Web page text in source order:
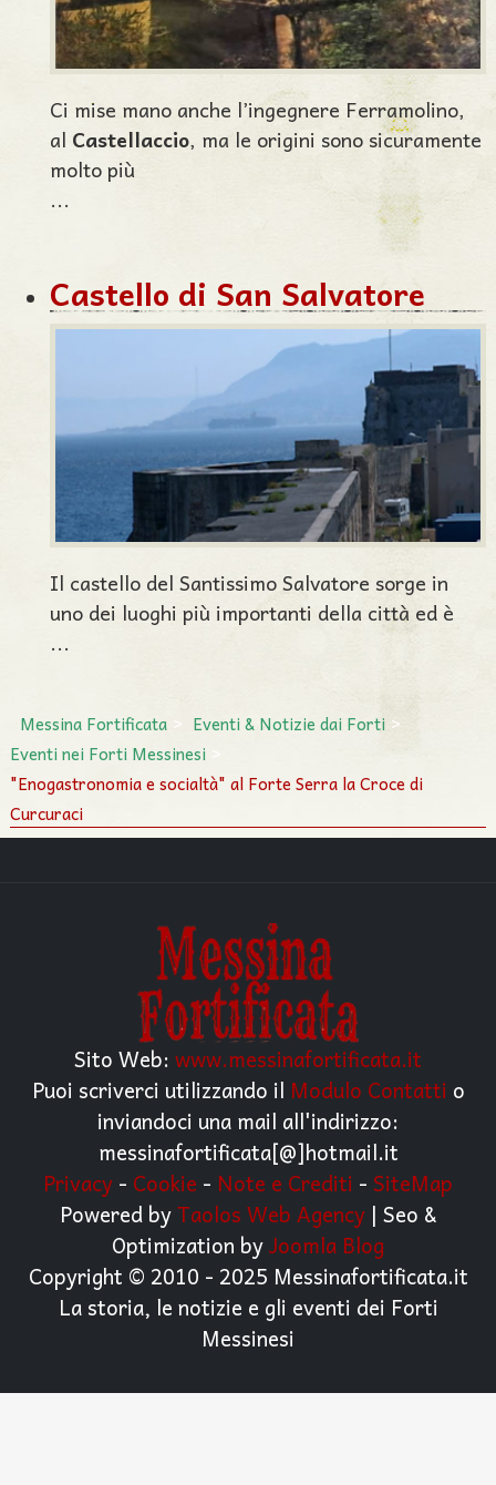
Ci mise mano anche l’ingegnere Ferramolino,
al Castellaccio, ma le origini sono sicuramente
molto più
...
Castello di San Salvatore
Il castello del Santissimo Salvatore sorge in
uno dei luoghi più importanti della città ed è
...
Messina Fortificata
Eventi & Notizie dai Forti
Eventi nei Forti Messinesi
"Enogastronomia e socialtà" al Forte Serra la Croce di
Curcuraci
Sito Web: www.messinafortificata.it
Puoi scriverci utilizzando il Modulo Contatti o
inviandoci una mail all'indirizzo:
messinafortificata[@]hotmail.it
Privacy - Cookie - Note e Crediti - SiteMap
Powered byTaolos Web Agency| Seo &
Optimization byJoomla Blog
Copyright © 2010 - 2025 Messinafortificata.it
La storia, le notizie e gli eventi dei Forti
Messinesi